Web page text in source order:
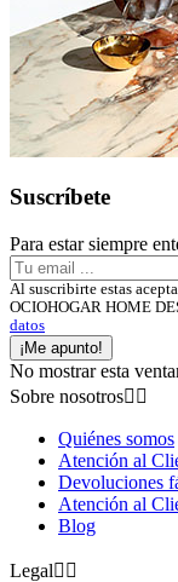
Suscríbete
Para estar siempre
Al suscribirte estas
OCIOHOGAR HOME
datos
¡Me apunto!
No mostrar esta
Sobre nosotros 
Quiénes somos
Atención al
Devoluciones
Atención al
Blog
Legal 